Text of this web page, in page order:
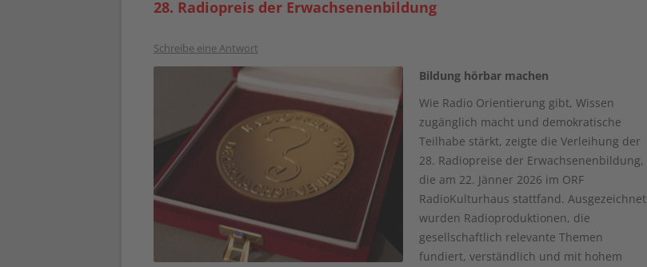
28. Radiopreis der Erwachsenenbildung
Schreibe eine Antwort
Bildung hörbar machen
Wie Radio Orientierung gibt, Wissen
zugänglich macht und demokratische
Teilhabe stärkt, zeigte die Verleihung der
28. Radiopreise der Erwachsenenbildung,
die am 22. Jänner 2026 im ORF
RadioKulturhaus stattfand. Ausgezeichnet
wurden Radioproduktionen, die
gesellschaftlich relevante Themen
fundiert, verständlich und mit hohem